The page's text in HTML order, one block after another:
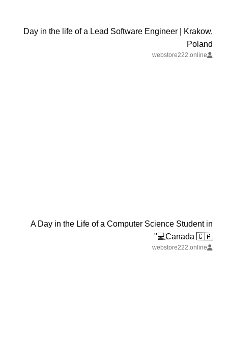
Day in the life of a Lead Software Engineer | Krakow,
Poland
webstore222.online
A Day in the Life of a Computer Science Student in
Canada 🇨🇦💻"
webstore222.online